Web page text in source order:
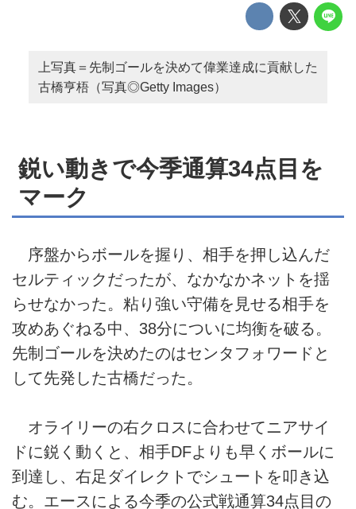
上写真＝先制ゴールを決めて偉業達成に貢献した
古橋亨梧（写真◎Getty Images）
鋭い動きで今季通算34点目を
マーク
序盤からボールを握り、相手を押し込んだ
セルティックだったが、なかなかネットを揺
らせなかった。粘り強い守備を見せる相手を
攻めあぐねる中、38分についに均衡を破る。
先制ゴールを決めたのはセンタフォワードと
して先発した古橋だった。
オライリーの右クロスに合わせてニアサイ
ドに鋭く動くと、相手DFよりも早くボールに
到達し、右足ダイレクトでシュートを叩き込
む。エースによる今季の公式戦通算34点目の